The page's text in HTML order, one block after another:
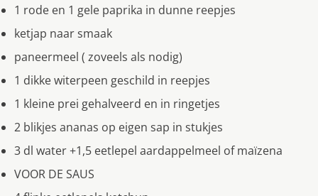
1 rode en 1 gele paprika in dunne reepjes
ketjap naar smaak
paneermeel ( zoveels als nodig)
1 dikke witerpeen geschild in reepjes
1 kleine prei gehalveerd en in ringetjes
2 blikjes ananas op eigen sap in stukjes
3 dl water +1,5 eetlepel aardappelmeel of maïzena
VOOR DE SAUS